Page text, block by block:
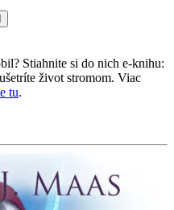
Stiahnite si do nich e-knihu:
život stromom. Viac
tu.